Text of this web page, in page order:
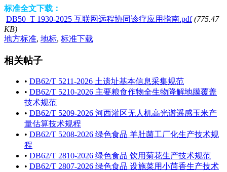
标准全文下载：
DB50_T 1930-2025 互联网远程协同诊疗应用指南.pdf (775.47
KB)
地方标准, 地标, 标准下载
相关帖子
• DB62/T 5211-2026 土遗址基本信息采集规范
• DB62/T 5210-2026 主要粮食作物全生物降解地膜覆盖
技术规范
• DB62/T 5209-2026 河西灌区无人机高光谱遥感玉米产
量估算技术规程
• DB62/T 5208-2026 绿色食品 羊肚菌工厂化生产技术规
程
• DB62/T 2810-2026 绿色食品 饮用菊花生产技术规范
• DB62/T 2807-2026 绿色食品 设施菜用小茴香生产技术